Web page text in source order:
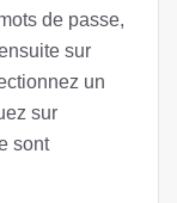
de passe,
sur
un
sur
sont